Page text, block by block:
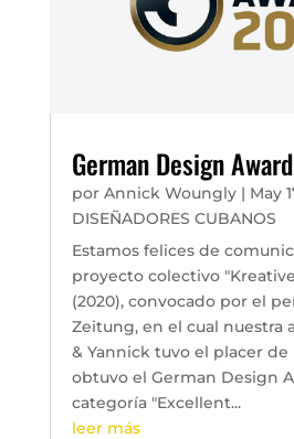
German Design Award
por Annick Woungly| May
DISEÑADORES CUBANOS
Estamos felices de
proyecto colectivo
(2020), convocado por el
Zeitung, en el cual nuestra
& Yannick tuvo el placer
obtuvo el German Design
categoría "Excellent...
leer más